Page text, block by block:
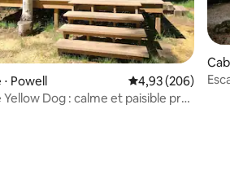
Powell Évaluation
4,93 (206)
Dog : calme et paisible près